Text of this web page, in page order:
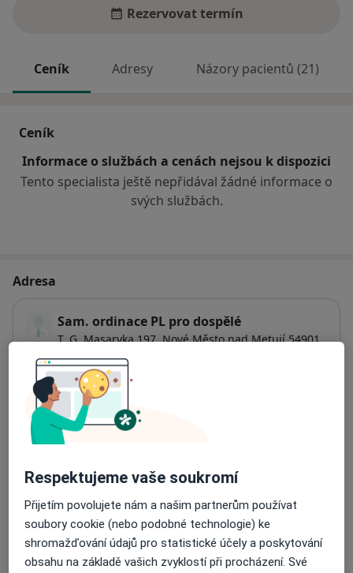
Rezervovat termín
Ceník Adresy Názory pacientů (21)
Ceník
Informace o službách a cenách nejsou k dispozici
Tento specialista ještě nepřidával žádné informace o
svých službách.
Adresa
Sam. ordinace PL pro dospělé
T. G. Masaryka 197, Nové Město nad Metují54901
Dostupnost
Na této adrese online kalendář není aktivní
Způsoby platby (soukromé návštěvy)
Na teto adrese lékař přijímá pacienty na pojišťovnu
Detaily
Respektujeme vaše soukromí
Přijetím povolujete nám a našim partnerům používat
soubory cookie (nebo podobné technologie) ke
shromažďování údajů pro statistické účely a poskytování
obsahu na základě vašich zvyklostí při procházení. Své